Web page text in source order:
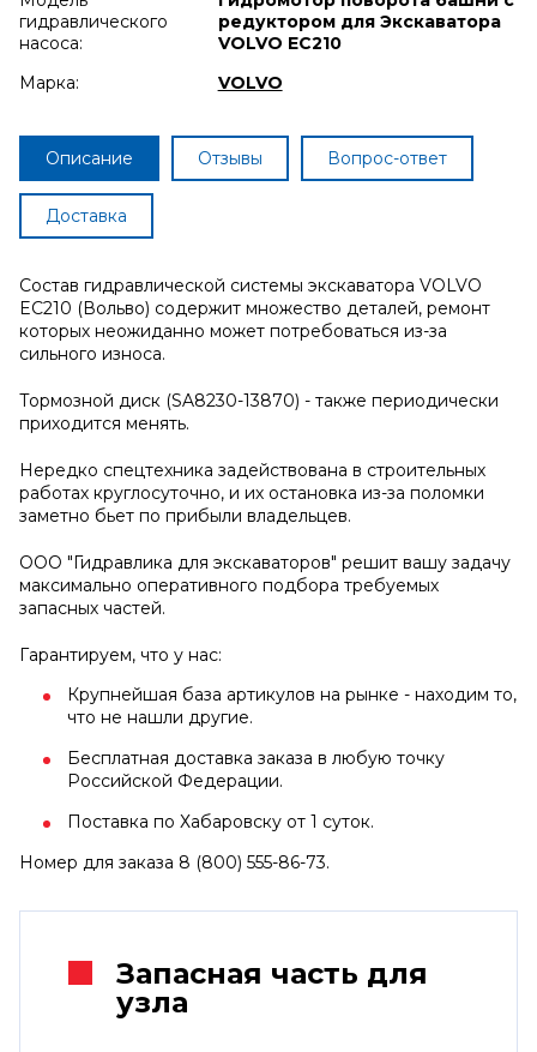
гидравлического
насоса:
редуктором для Экскаватора
VOLVO EC210
Марка:
VOLVO
Описание Отзывы Вопрос-ответ
Доставка
Состав гидравлической системы экскаватора VOLVO
EC210 (Вольво) содержит множество деталей, ремонт
которых неожиданно может потребоваться из-за
сильного износа.
Тормозной диск (SA8230-13870) - также периодически
приходится менять.
Нередко спецтехника задействована в строительных
работах круглосуточно, и их остановка из-за поломки
заметно бьет по прибыли владельцев.
ООО "Гидравлика для экскаваторов" решит вашу задачу
максимально оперативного подбора требуемых
запасных частей.
Гарантируем, что у нас:
Крупнейшая база артикулов на рынке - находим то,
что не нашли другие.
Бесплатная доставка заказа в любую точку
Российской Федерации.
Поставка по Хабаровску от 1 суток.
Номер для заказа 8 (800) 555-86-73.
Запасная часть для
узла